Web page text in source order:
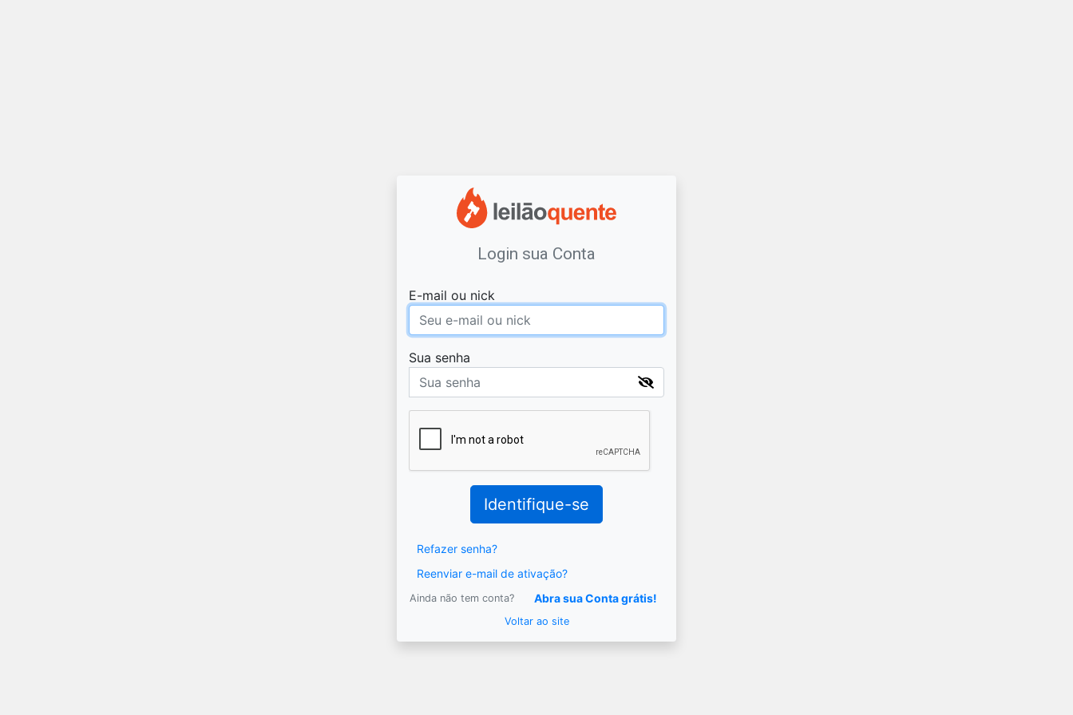
Login sua Conta
E-mail ou nick
Sua senha
Identifique-se
Refazer senha?
Reenviar e-mail de ativação?
Ainda não tem conta? Abra sua Conta grátis!
Voltar ao site